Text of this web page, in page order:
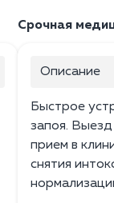
Срочная
Описание
Быстрое
запоя.
прием в
снятия